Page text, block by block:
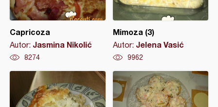
Capricoza
Autor: Jasmina Nikolić
8274
Mimoza (3)
Autor: Jelena Vasić
9962